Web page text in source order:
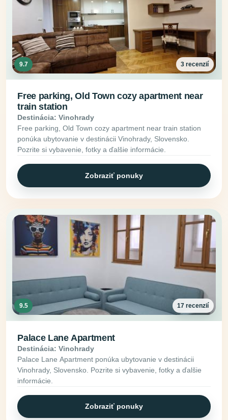
9.7 3 recenzií
Free parking, Old Town cozy apartment near
train station
Destinácia: Vinohrady
Free parking, Old Town cozy apartment near train station
ponúka ubytovanie v destinácii Vinohrady, Slovensko.
Pozrite si vybavenie, fotky a ďalšie informácie.
Zobraziť ponuky
9.5 17 recenzií
Palace Lane Apartment
Destinácia: Vinohrady
Palace Lane Apartment ponúka ubytovanie v destinácii
Vinohrady, Slovensko. Pozrite si vybavenie, fotky a ďalšie
informácie.
Zobraziť ponuky